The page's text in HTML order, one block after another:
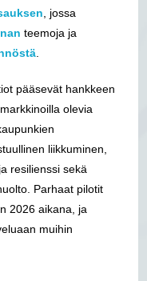
, jossa
teemoja ja
pääsevät hankkeen
olevia
liikkuminen,
resilienssi sekä
Parhaat pilotit
2026 aikana, ja
muihin